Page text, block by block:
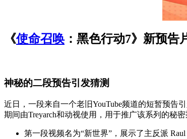
《使命召唤：黑色行动7》新预告
神秘的二段预告引发猜测
近日，一段来自一个老旧YouTube频道的短暂预告
期间由Treyarch和动视使用，用于推广该系列的秘
第一段视频名为“新世界”，展示了主反派